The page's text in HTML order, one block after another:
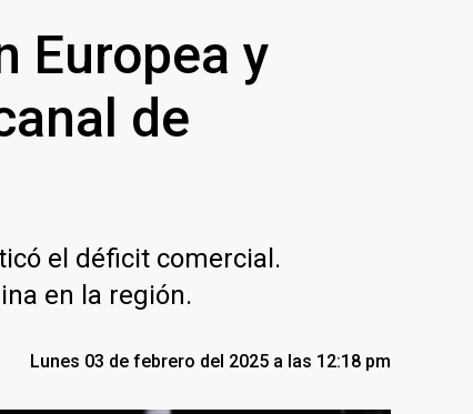
Europea y
de
el déficit comercial.
en la región.
Lunes 03 de febrero del 2025 a las 12:18 pm